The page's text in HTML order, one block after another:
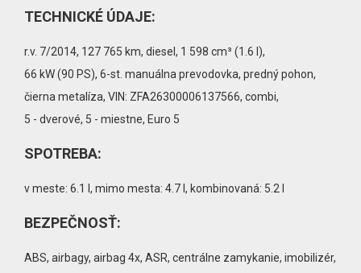
TECHNICKÉ ÚDAJE:
r.v. 7/2014, 127 765 km, diesel, 1 598 cm³ (1.6 l),
66 kW (90 PS), 6-st. manuálna prevodovka, predný pohon,
čierna metalíza, VIN: ZFA26300006137566, combi,
5 - dverové, 5 - miestne, Euro 5
SPOTREBA:
v meste: 6.1 l, mimo mesta: 4.7 l, kombinovaná: 5.2 l
BEZPEČNOSŤ:
ABS, airbagy, airbag 4x, ASR, centrálne zamykanie, imobilizér,